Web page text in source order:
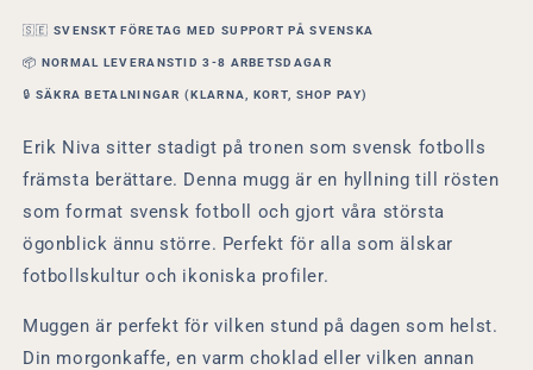
Lirare
Wear
Lirare
Wear
🇸🇪 SVENSKT FÖRETAG MED SUPPORT PÅ SVENSKA
📦 NORMAL LEVERANSTID 3-8 ARBETSDAGAR
🔒 SÄKRA BETALNINGAR (KLARNA, KORT, SHOP PAY)
Erik Niva sitter stadigt på tronen som svensk fotbolls
främsta berättare. Denna mugg är en hyllning till rösten
som format svensk fotboll och gjort våra största
ögonblick ännu större. Perfekt för alla som älskar
fotbollskultur och ikoniska profiler.
Muggen är perfekt för vilken stund på dagen som helst.
Din morgonkaffe, en varm choklad eller vilken annan